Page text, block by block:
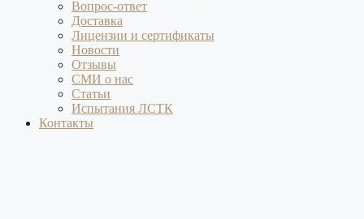
Вопрос-ответ
Доставка
Лицензии и сертификаты
Новости
Отзывы
СМИ о нас
Статьи
Испытания ЛСТК
Контакты